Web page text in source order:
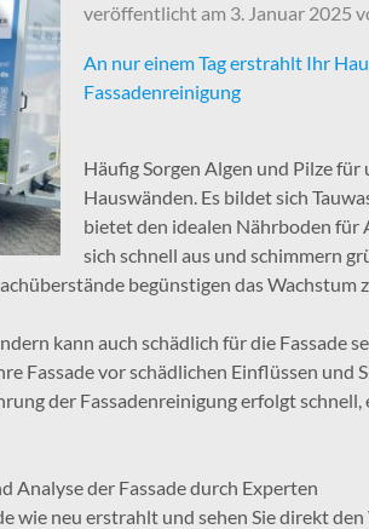
veröffentlicht am 3. Januar 2025
An nur einem Tag erstrahlt Ihr
Fassadenreinigung
Häufig Sorgen Algen und Pilze
Hauswänden. Es bildet sich
bietet den idealen Nährboden für
sich schnell aus und schimmern
begünstigen das Wachstum
kann auch schädlich für die Fassade
Fassade vor schädlichen Einflüssen und
der Fassadenreinigung erfolgt schnell,
Analyse der Fassade durch Experten
wie neu erstrahlt und sehen Sie direkt